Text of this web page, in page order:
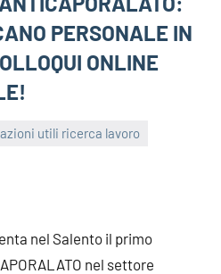
PERSONALE IN
ONLINE
utili ricerca lavoro
nel Salento il primo
nel settore